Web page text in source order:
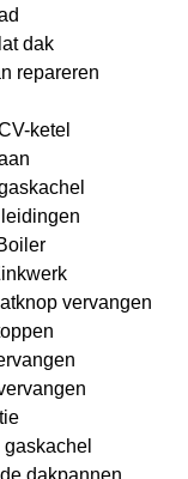
dak
repareren
ketel
vervangen
dakpannen